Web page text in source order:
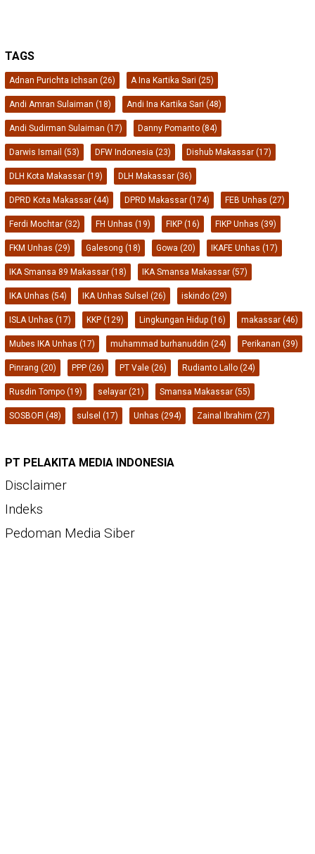
TAGS
Adnan Purichta Ichsan (26) A Ina Kartika Sari (25)
Andi Amran Sulaiman (18) Andi Ina Kartika Sari (48)
Andi Sudirman Sulaiman (17) Danny Pomanto (84)
Darwis Ismail (53) DFW Indonesia (23) Dishub Makassar (17)
DLH Kota Makassar (19) DLH Makassar (36)
DPRD Kota Makassar (44) DPRD Makassar (174) FEB Unhas (27)
Ferdi Mochtar (32) FH Unhas (19) FIKP (16) FIKP Unhas (39)
FKM Unhas (29) Galesong (18) Gowa (20) IKAFE Unhas (17)
IKA Smansa 89 Makassar (18) IKA Smansa Makassar (57)
IKA Unhas (54) IKA Unhas Sulsel (26) iskindo (29)
ISLA Unhas (17) KKP (129) Lingkungan Hidup (16) makassar (46)
Mubes IKA Unhas (17) muhammad burhanuddin (24) Perikanan (39)
Pinrang (20) PPP (26) PT Vale (26) Rudianto Lallo (24)
Rusdin Tompo (19) selayar (21) Smansa Makassar (55)
SOSBOFI (48) sulsel (17) Unhas (294) Zainal Ibrahim (27)
PT PELAKITA MEDIA INDONESIA
Disclaimer
Indeks
Pedoman Media Siber